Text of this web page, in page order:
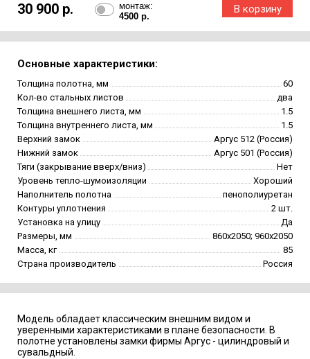
30 900 р.
монтаж:
4500 р.
Основные характеристики:
Толщина полотна, мм
60
Кол-во стальных листов
два
Толщина внешнего листа, мм
1.5
Толщина внутреннего листа, мм
1.5
Верхний замок
Аргус 512 (Россия)
Нижний замок
Аргус 501 (Россия)
Тяги (закрывание вверх/вниз)
Нет
Уровень тепло-шумоизоляции
Хороший
Наполнитель полотна
пенополиуретан
Контуры уплотнения
2 шт.
Установка на улицу
Да
Размеры, мм
860х2050; 960х2050
Масса, кг
85
Страна производитель
Россия
Модель обладает классическим внешним видом и
уверенными характеристиками в плане безопасности. В
полотне установлены замки фирмы Аргус - цилиндровый и
сувальдный.